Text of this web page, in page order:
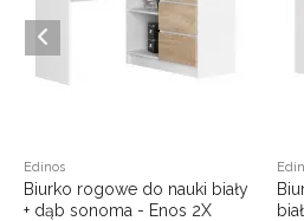
Edinos
Biurko rogowe do nauki biały
+ dąb sonoma - Enos 2X